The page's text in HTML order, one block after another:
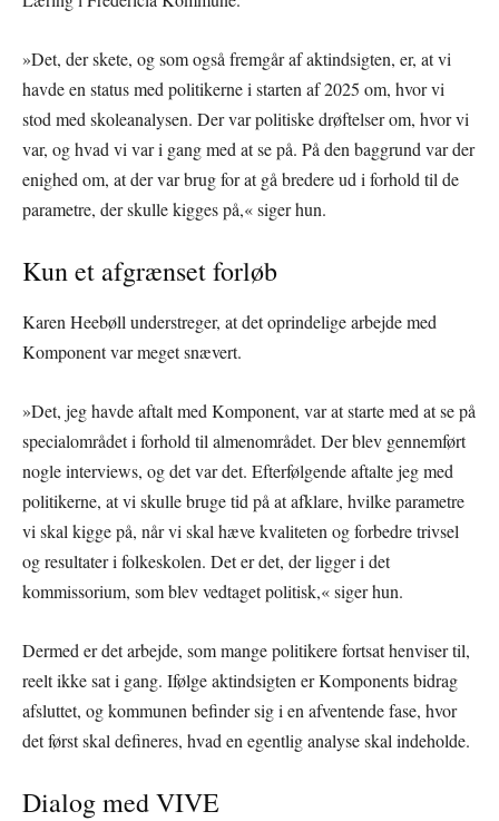
»Det, der skete, og som også fremgår af aktindsigten, er, at vi
havde en status med politikerne i starten af 2025 om, hvor vi
stod med skoleanalysen. Der var politiske drøftelser om, hvor vi
var, og hvad vi var i gang med at se på. På den baggrund var der
enighed om, at der var brug for at gå bredere ud i forhold til de
parametre, der skulle kigges på,« siger hun.
Kun et afgrænset forløb
Karen Heebøll understreger, at det oprindelige arbejde med
Komponent var meget snævert.
»Det, jeg havde aftalt med Komponent, var at starte med at se på
specialområdet i forhold til almenområdet. Der blev gennemført
nogle interviews, og det var det. Efterfølgende aftalte jeg med
politikerne, at vi skulle bruge tid på at afklare, hvilke parametre
vi skal kigge på, når vi skal hæve kvaliteten og forbedre trivsel
og resultater i folkeskolen. Det er det, der ligger i det
kommissorium, som blev vedtaget politisk,« siger hun.
Dermed er det arbejde, som mange politikere fortsat henviser til,
reelt ikke sat i gang. Ifølge aktindsigten er Komponents bidrag
afsluttet, og kommunen befinder sig i en afventende fase, hvor
det først skal defineres, hvad en egentlig analyse skal indeholde.
Dialog med VIVE